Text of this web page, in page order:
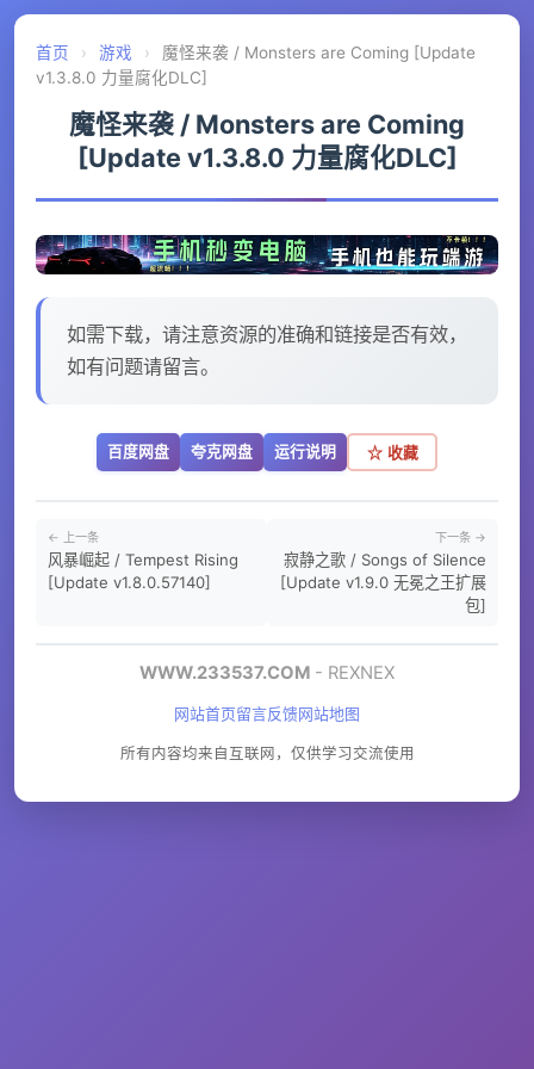
首页 › 游戏 ›
魔怪来袭 / Monsters are Coming [Update
v1.3.8.0 力量腐化DLC]
魔怪来袭 / Monsters are Coming
[Update v1.3.8.0 力量腐化DLC]
如需下载，请注意资源的准确和链接是否有效，
如有问题请留言。
百度网盘 夸克网盘 运行说明 ☆ 收藏
← 上一条
风暴崛起 / Tempest Rising
[Update v1.8.0.57140]
下一条 →
寂静之歌 / Songs of Silence
[Update v1.9.0 无冕之王扩展
包]
WWW.233537.COM - REXNEX
网站首页留言反馈网站地图
所有内容均来自互联网，仅供学习交流使用